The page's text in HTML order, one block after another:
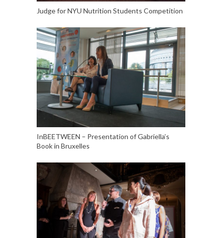
Judge for NYU Nutrition Students Competition
InBEETWEEN – Presentation of Gabriella’s
Book in Bruxelles